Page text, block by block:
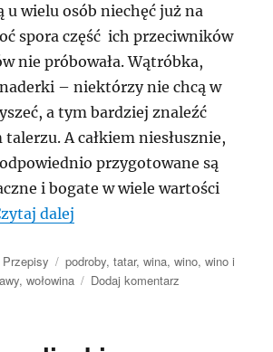
u wielu osób niechęć już na
spora część ich przeciwników
nie próbowała. Wątróbka,
– niektórzy nie chcą w
a tym bardziej znaleźć
A całkiem niesłusznie,
przygotowane są
i bogate w wiele wartości
dalej
Przepisy Tagi
podroby,tatar,wina,wino,wino i
,wołowina Dodaj komentarz